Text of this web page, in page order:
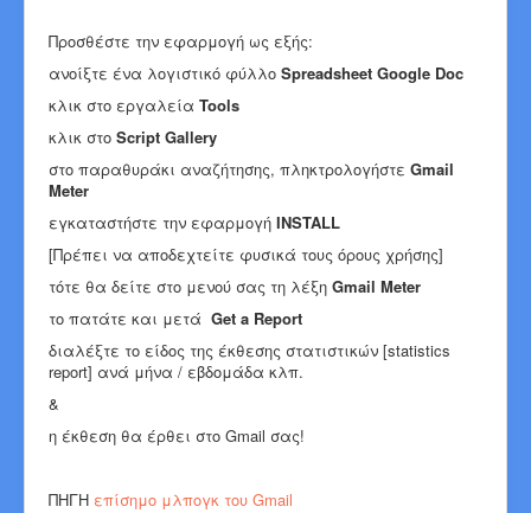
Προσθέστε την εφαρμογή ως εξής:
ανοίξτε ένα λογιστικό φύλλο Spreadsheet Google Doc
κλικ στο εργαλεία Tools
κλικ στο Script Gallery
στο παραθυράκι αναζήτησης, πληκτρολογήστε Gmail
Meter
εγκαταστήστε την εφαρμογή INSTALL
[Πρέπει να αποδεχτείτε φυσικά τους όρους χρήσης]
τότε θα δείτε στο μενού σας τη λέξη Gmail Meter
το πατάτε και μετά Get a Report
διαλέξτε το είδος της έκθεσης στατιστικών [statistics
report] ανά μήνα / εβδομάδα κλπ.
&
η έκθεση θα έρθει στο Gmail σας!
ΠΗΓΗ επίσημο μλπογκ του Gmail